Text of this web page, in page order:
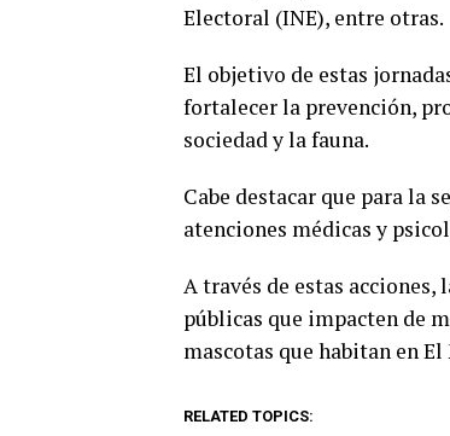
Electoral (INE), entre otras.
El objetivo de estas
fortalecer la prevención,
sociedad y la fauna.
Cabe destacar que para la
atenciones médicas y
A través de estas
públicas que impacten de
mascotas que habitan en El
RELATED TOPICS: